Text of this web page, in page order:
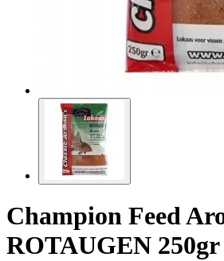
Champion Feed
ROTAUGEN 250gr